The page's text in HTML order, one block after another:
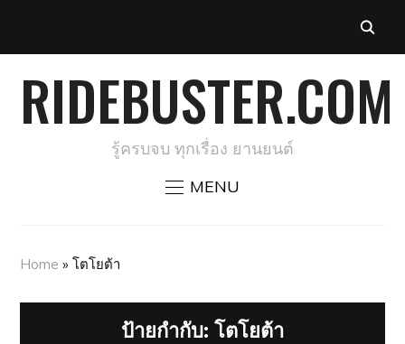
RIDEBUSTER.COM
รู้ครบจบ ทุกเรื่อง ยานยนต์
MENU
Home »โตโยต้า
ป้ายกำกับ: โตโยต้า